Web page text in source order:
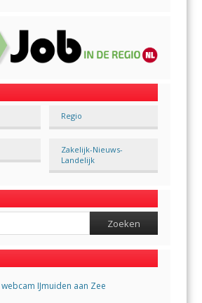
Regio
Zakelijk-Nieuws-
Landelijk
webcam IJmuiden aan Zee